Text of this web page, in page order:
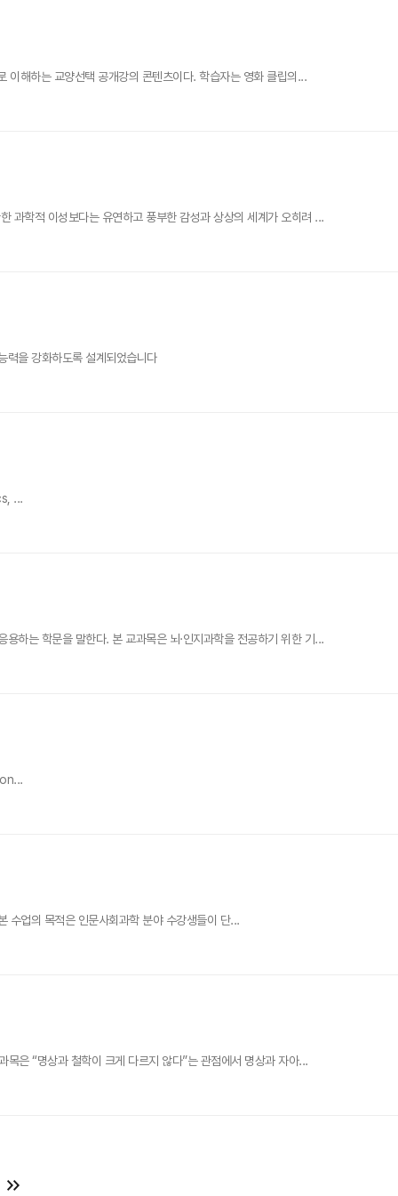
이해하는 교양선택 공개강의 콘텐츠이다. 학습자는 영화 클립의...
과학적 이성보다는 유연하고 풍부한 감성과 상상의 세계가 오히려 ...
력을 강화하도록 설계되었습니다
...
하는 학문을 말한다. 본 교과목은 뇌·인지과학을 전공하기 위한 기...
업의 목적은 인문사회과학 분야 수강생들이 단...
은 “명상과 철학이 크게 다르지 않다”는 관점에서 명상과 자아...